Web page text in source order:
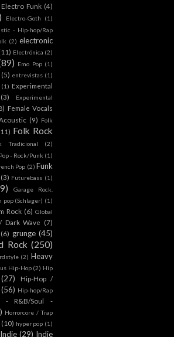
Electro Funk (4)
Electro-Goth (1)
- Hip-hop/Rap
(2) electronic
Electrónica (2)
Emo Pop (1)
(5) entrevistas (1)
(1) Experimental
(3)
Experimental
Female Vocals
(9) Folk
Folk Rock
Tradicional (2)
- Rock/Punk (1)
Pop (2) Funk
(3) Futurebass (1)
Garage Rock.
pop (Schlager) (1)
Rock (6) Global
Dark Wave (7)
(6) grunge (45)
Rock (250)
(2) Heavy
Hip-Hop (2) Hip
(27)
Hip-Hop /
(56) Hip-hop/Rap
- R&B/Soul -
Horrorcore / Trap
(10) hyper pop (1)
Indie (29) Indie